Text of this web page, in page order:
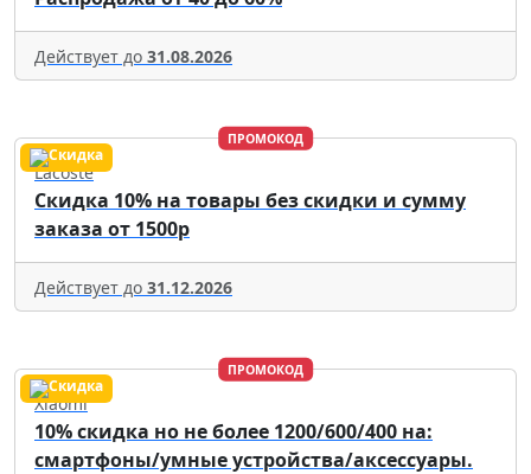
Действует до 31.08.2026
ПРОМОКОД
Lacoste
Скидка 10% на товары без скидки и сумму
заказа от 1500р
Действует до 31.12.2026
ПРОМОКОД
Xiaomi
10% скидка но не более 1200/600/400 на:
смартфоны/умные устройства/аксессуары.